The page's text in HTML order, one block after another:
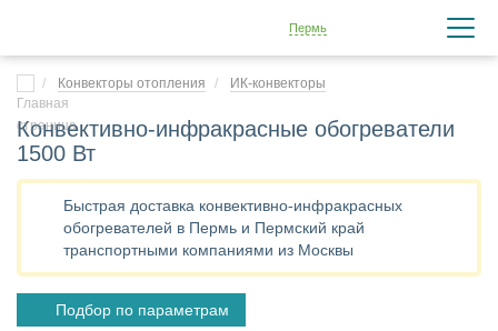
Пермь
Конвекторы отопления ИК-конвекторы
Конвективно-инфракрасные обогреватели
1500 Вт
Быстрая доставка конвективно-инфракрасных
обогревателей в Пермь и Пермский край
транспортными компаниями из Москвы
Подбор по параметрам